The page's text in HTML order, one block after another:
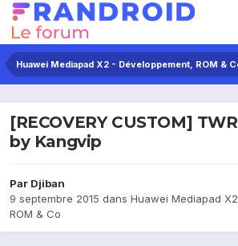
Huawei Mediapad X2 - Développement, ROM &
[RECOVERY CUSTOM]
by Kangvip
Par Djiban
9 septembre 2015 dans Huawei Mediapad
ROM & Co